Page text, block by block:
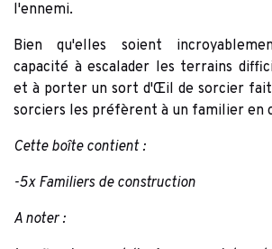
l'ennemi.
Bien qu'elles soient
capacité à escalader les terrains
et à porter un sort d'Œil de sorcier fait
sorciers les préfèrent à un familier en
Cette boîte contient :
-5x Familiers de construction
A noter :